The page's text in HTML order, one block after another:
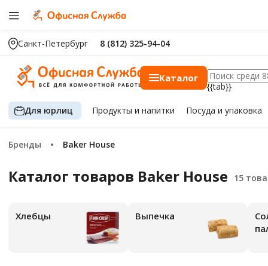
Санкт-Петербург 8 (812) 325-94-04
Каталог
{{tab}}
Для юрлиц Продуктыи напитки Посуда и упаковка
Бренды Baker House
Каталог товаров Baker House
Хлебцы Выпечка